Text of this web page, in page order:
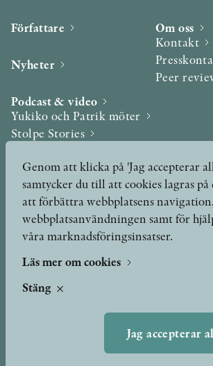
Författare
Nyheter
Podcast & video
Yukiko och Patrik möter
Stolpe Stories
Utmärkelser & Format
Utmärkelser
Övriga format
Om oss
Kontakt
Peer
Genom att klicka på 'Jag accepterar
samtycker du till att cookies lagras
att förbättra webbplatsens
webbplatsanvändningen samt för
våra marknadsföringsinsatser.
Läs mer om cookies
Stäng
Jag accepterar